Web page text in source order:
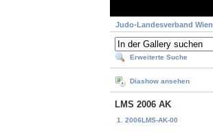
Judo-Landesverband Wien
Erweiterte Suche
Diashow ansehen
LMS 2006 AK
1. 2006LMS-AK-00